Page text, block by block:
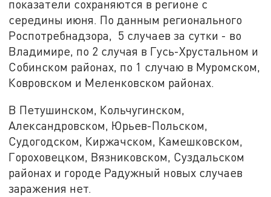
показатели сохраняются в регионе с
середины июня. По данным регионального
Роспотребнадзора, 5 случаев за сутки - во
Владимире, по 2 случая в Гусь-Хрустальном и
Собинском районах, по 1 случаю в Муромском,
Ковровском и Меленковском районах.
В Петушинском, Кольчугинском,
Александровском, Юрьев-Польском,
Судогодском, Киржачском, Камешковском,
Гороховецком, Вязниковском, Суздальском
районах и городе Радужный новых случаев
заражения нет.